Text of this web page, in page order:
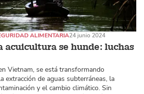
acuicultura se hunde: luchas
ALIMENTARIA24 junio 2024
Vietnam, se está transformando
extracción de aguas subterráneas, la
y el cambio climático. Sin